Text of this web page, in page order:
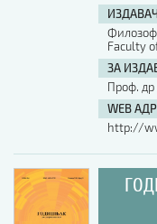
ИЗДАВАЧ
Faculty
ЗА
Проф.
WEB
http://